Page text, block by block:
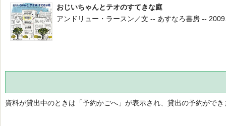
おじいちゃんとテオのすてきな庭
アンドリュー・ラースン／文 -- あすなろ書房 --
資料が貸出中のときは「予約かごへ」が表示され、貸出の予約ができ